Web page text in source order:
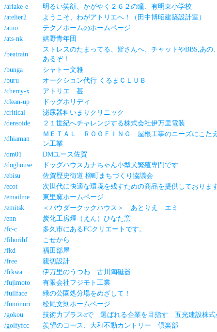
/ariake-e
明るい笑顔、かがやく２６２の瞳、有明東小学校
/atelier2
ようこそ、わがアトリエへ！（田中博昭建築設計室）
/atno
テクノホームのホームページ
/ats-nk
嬉野青年団
/beatrain
ストレスのたまってる、皆さんへ、チャットやBBS,あの
あるぞ！
/bunga
シャトー文雅
/buru
オークション代行 くるまＣＬＵＢ
/cherry-x
アトリエ 甚
/clean-up
ドッグホリディ
/critical
泌尿器科いまりクリニック
/densoide
２１世紀へチャレンジする株式会社伊万里電装
/dhiaman
ＭＥＴＡＬ ＲＯＯＦＩＮＧ 屋根工事のニーズにこた
ン工業
/dm01
DMユース佐賀
/doghouse
ドッグハウスカナちゃん小型犬繁殖専門です
/ebisu
佐賀歴史街道 柳町まちづくり協議会
/ecot
次世代に快適な環境を残すための商品を提供しておりま
/emailme
東里窯ホームページ
/emitsk
＜パウダークックハウス＞ あとりえ エミ
/enn
炭化工房煙（えん）ひなた窯
/fc-c
多久市にあるFCクリエートです。
/fihorihf
こせから
/fkd
福田部屋
/free
親切設計
/frkwa
伊万里のうつわ 古川陶磁器
/fujimoto
有限会社フジモト工業
/fullface
緑の公園処分場をめざして！
/fuminori
松尾文則ホームページ
/gokou
技術力プラスαで 選ばれる企業を目指す 五光建設株式
/golfyfcc
羨望のコース、大和不動カントリー 倶楽部